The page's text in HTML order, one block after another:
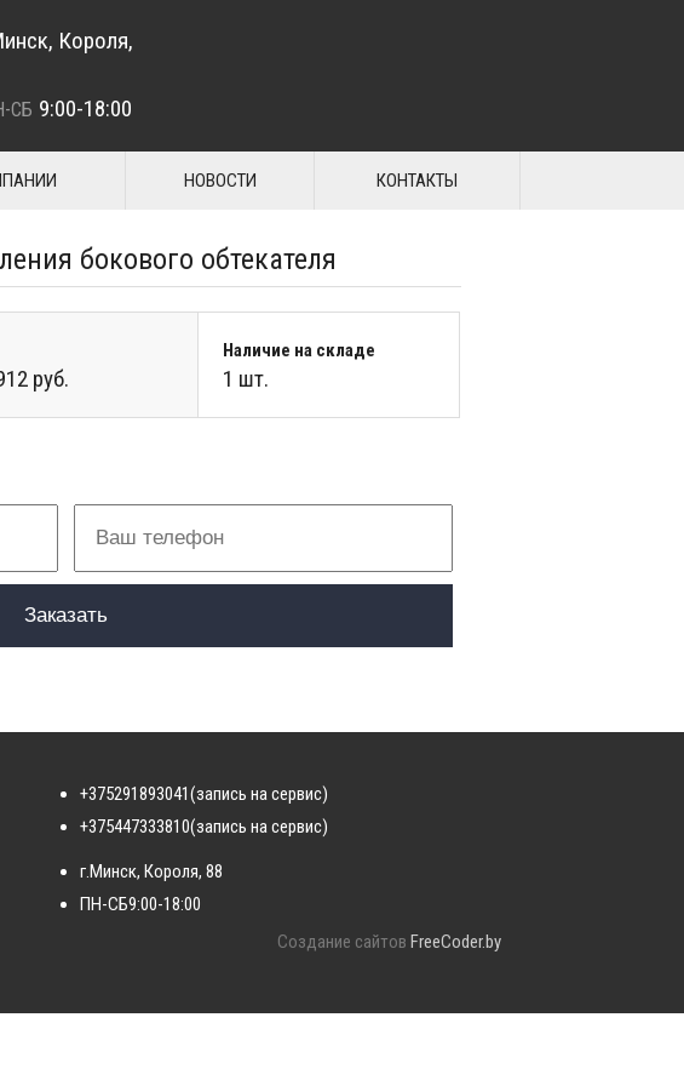
Короля,
СБ 9:00-18:00
НОВОСТИ КОНТАКТЫ
бокового обтекателя
руб.
Наличие на складе
1 шт.
+375291893041(запись на сервис)
+375447333810(запись на сервис)
г.Минск, Короля, 88
ПН-СБ9:00-18:00
Создание сайтов FreeCoder.by